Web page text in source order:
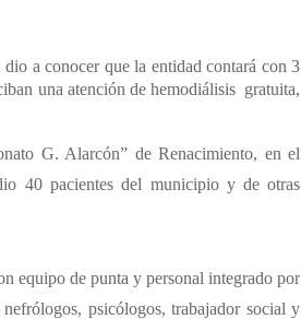
a conocer que la entidad contará con 3
una atención de hemodiálisis gratuita,
G. Alarcón” de Renacimiento, en el
40 pacientes del municipio y de otras
equipo de punta y personal integrado por
psicólogos, trabajador social y